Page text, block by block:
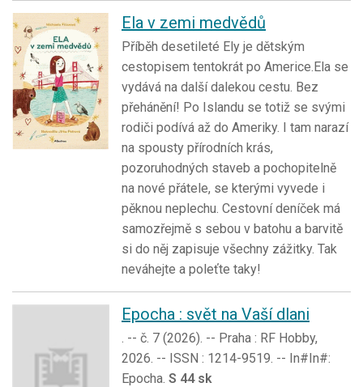
Ela v zemi medvědů
Příběh desetileté Ely je dětským
cestopisem tentokrát po Americe.Ela se
vydává na další dalekou cestu. Bez
přehánění! Po Islandu se totiž se svými
rodiči podívá až do Ameriky. I tam narazí
na spousty přírodních krás,
pozoruhodných staveb a pochopitelně
na nové přátele, se kterými vyvede i
pěknou neplechu. Cestovní deníček má
samozřejmě s sebou v batohu a barvitě
si do něj zapisuje všechny zážitky. Tak
neváhejte a poleťte taky!
Epocha : svět na Vaší dlani
. -- č. 7 (2026). -- Praha : RF Hobby,
2026. -- ISSN : 1214-9519. -- In#In#:
Epocha. S 44 sk